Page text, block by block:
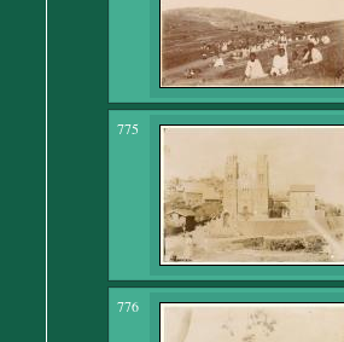
775
776